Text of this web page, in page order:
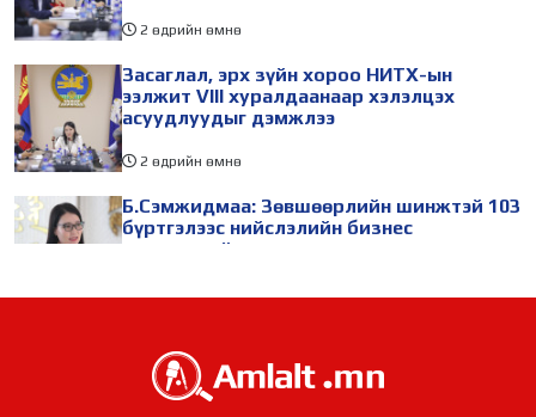
2 өдрийн өмнө
Засаглал, эрх зүйн хороо НИТХ-ын
ээлжит VIII хуралдаанаар хэлэлцэх
асуудлуудыг дэмжлээ
2 өдрийн өмнө
Б.Сэмжидмаа: Зөвшөөрлийн шинжтэй 103
бүртгэлээс нийслэлийн бизнес
эрхлэгчдийг чөлөөллөө
төсвийн талаарх ерөнхий хяналтын
сонсгол зохион байгуулсан байна